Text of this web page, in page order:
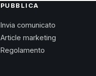
PUBBLICA
Invia comunicato
Article marketing
Regolamento